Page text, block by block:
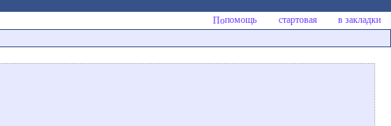
помощь стартовая
в закладки